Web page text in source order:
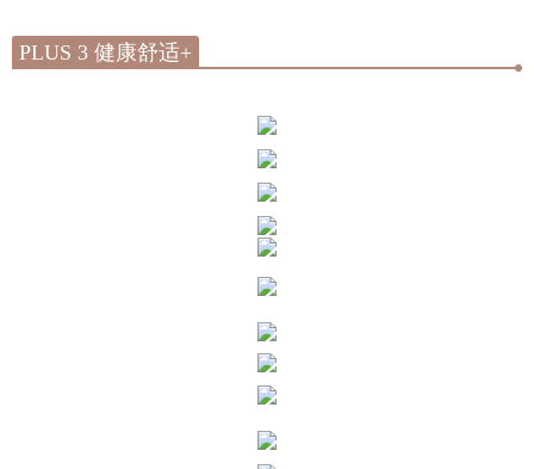
PLUS 3 健康舒适+